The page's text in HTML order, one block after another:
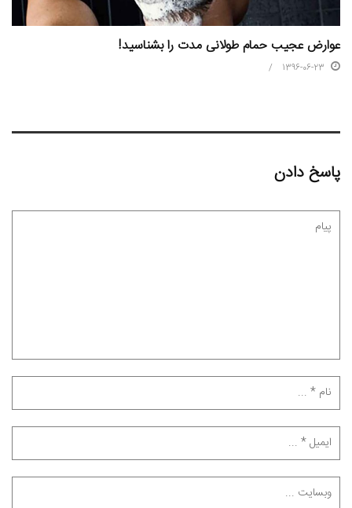
عوارض عجیب حمام طولانی مدت را بشناسید!
1396-06-23
پاسخ دادن